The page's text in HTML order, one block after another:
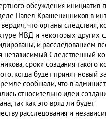
обсуждения инициатив
Павел Крашенинников в
что органы следствия,
МВД и некоторых других
и расследованием
независимый Следственный
сроки создания такого
когда будет принят новый
сообщали, что в
относительно идеи
так как это вряд ли будет
расследования и